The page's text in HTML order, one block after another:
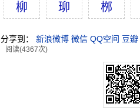
柳 珋 桞
分享到： 新浪微博 微信 QQ空间 豆瓣
阅读(4367次)